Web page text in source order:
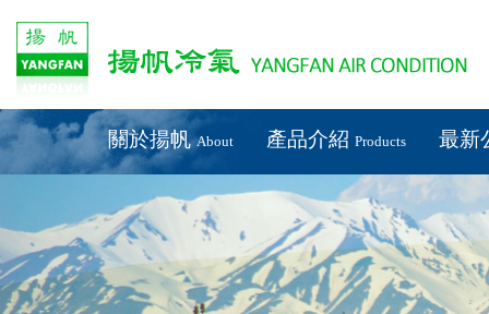
關於揚帆About 產品介紹 Products 最新